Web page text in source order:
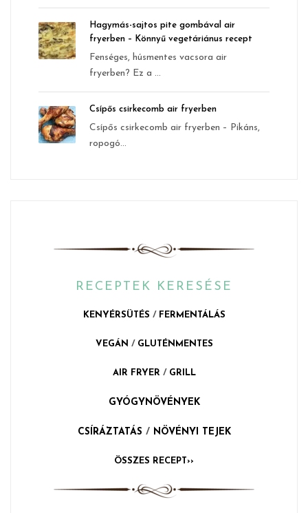
Hagymás-sajtos pite gombával air
fryerben – Könnyű vegetáriánus recept
Fenséges, húsmentes vacsora air
fryerben? Ez a ...
Csípős csirkecomb air fryerben
Csípős csirkecomb air fryerben – Pikáns,
ropogó...
RECEPTEK KERESÉSE
KENYÉRSÜTÉS / FERMENTÁLÁS
VEGÁN / GLUTÉNMENTES
AIR FRYER / GRILL
GYÓGYNÖVÉNYEK
CSÍRÁZTATÁS / NÖVÉNYI TEJEK
ÖSSZES RECEPT››